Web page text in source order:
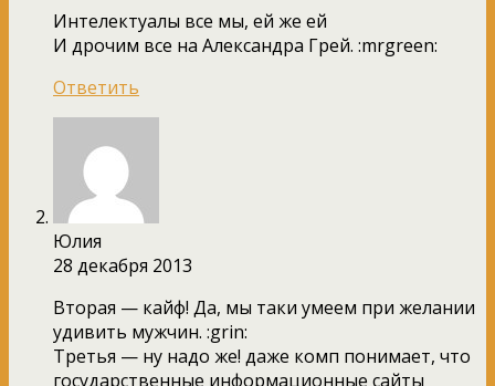
Интелектуалы все мы, ей же ей
И дрочим все на Александра Грей. :mrgreen:
Ответить
Юлия
28 декабря 2013
Вторая — кайф! Да, мы таки умеем при желании
удивить мужчин. :grin:
Третья — ну надо же! даже комп понимает, что
государственные информационные сайты